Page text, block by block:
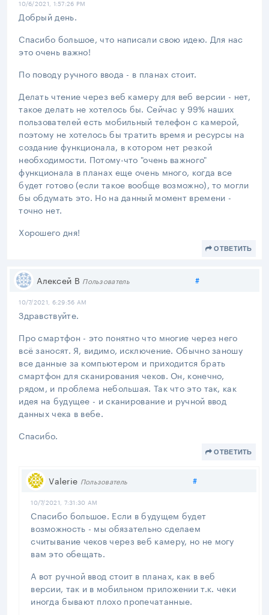
10/6/2021, 1:57:26 PM
Добрый день.
Спасибо большое, что написали свою идею. Для нас
это очень важно!
По поводу ручного ввода - в планах стоит.
Делать чтение через веб камеру для веб версии - нет,
такое делать не хотелось бы. Сейчас у 99% наших
пользователей есть мобильный телефон с камерой,
поэтому не хотелось бы тратить время и ресурсы на
создание функционала, в котором нет резкой
необходимости. Потому-что "очень важного"
функционала в планах еще очень много, когда все
будет готово (если такое вообще возможно), то могли
бы обдумать это. Но на данный момент времени -
точно нет.
Хорошего дня!
ОТВЕТИТЬ
Алексей В Пользователь #Поделиться
10/7/2021, 6:29:56 AM
Здравствуйте.
Про смартфон - это понятно что многие через него
всё заносят. Я, видимо, исключение. Обычно заношу
все данные за компьютером и приходится брать
смартфон для сканирования чеков. Он, конечно,
рядом, и проблема небольшая. Так что это так, как
идея на будущее - и сканирование и ручной ввод
данных чека в вебе.
Спасибо.
ОТВЕТИТЬ
Valerie Пользователь #Поделиться
10/7/2021, 7:31:30 AM
Спасибо большое. Если в будущем будет
возможность - мы обязательно сделаем
считывание чеков через веб камеру, но не могу
вам это обещать.
А вот ручной ввод стоит в планах, как в веб
версии, так и в мобильном приложении т.к. чеки
иногда бывают плохо пропечатанные.